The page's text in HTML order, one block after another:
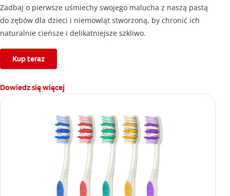
Zadbaj o pierwsze uśmiechy swojego malucha z naszą pastą
do zębów dla dzieci i niemowląt stworzoną, by chronić ich
naturalnie cieńsze i delikatniejsze szkliwo.
Kup teraz
Dowiedz się więcej